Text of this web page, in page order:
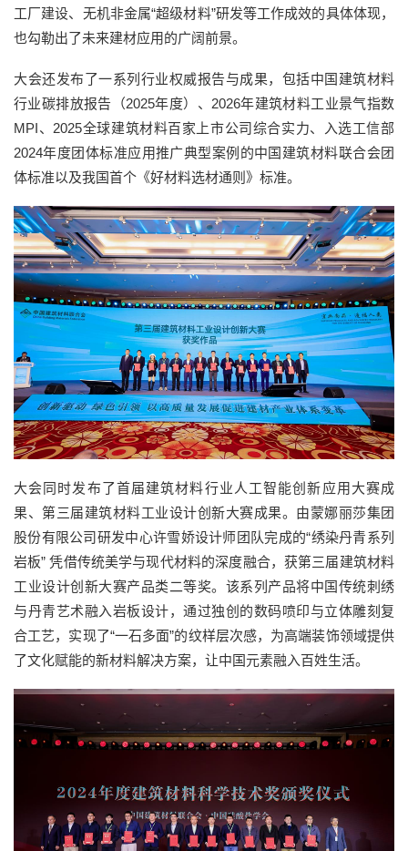
工厂建设、无机非金属“超级材料”研发等工作成效的具体体现，
也勾勒出了未来建材应用的广阔前景。
大会还发布了一系列行业权威报告与成果，包括中国建筑材料
行业碳排放报告（2025年度）、2026年建筑材料工业景气指数
MPI、2025全球建筑材料百家上市公司综合实力、入选工信部
2024年度团体标准应用推广典型案例的中国建筑材料联合会团
体标准以及我国首个《好材料选材通则》标准。
大会同时发布了首届建筑材料行业人工智能创新应用大赛成
果、第三届建筑材料工业设计创新大赛成果。由蒙娜丽莎集团
股份有限公司研发中心许雪娇设计师团队完成的“绣染丹青系列
岩板” 凭借传统美学与现代材料的深度融合，获第三届建筑材料
工业设计创新大赛产品类二等奖。该系列产品将中国传统刺绣
与丹青艺术融入岩板设计，通过独创的数码喷印与立体雕刻复
合工艺，实现了“一石多面”的纹样层次感，为高端装饰领域提供
了文化赋能的新材料解决方案，让中国元素融入百姓生活。